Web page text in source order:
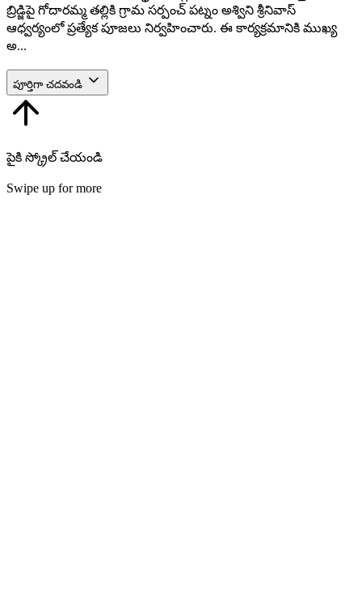
బ్రిడ్జిపై గోదారమ్మ తల్లికి గ్రామ సర్పంచ్ పట్నం అశ్విని శ్రీనివాస్
ఆధ్వర్యంలో ప్రత్యేక పూజలు నిర్వహించారు. ఈ కార్యక్రమానికి ముఖ్య
అ...
పూర్తిగా చదవండి
పైకి స్క్రోల్ చేయండి
Swipe up for more